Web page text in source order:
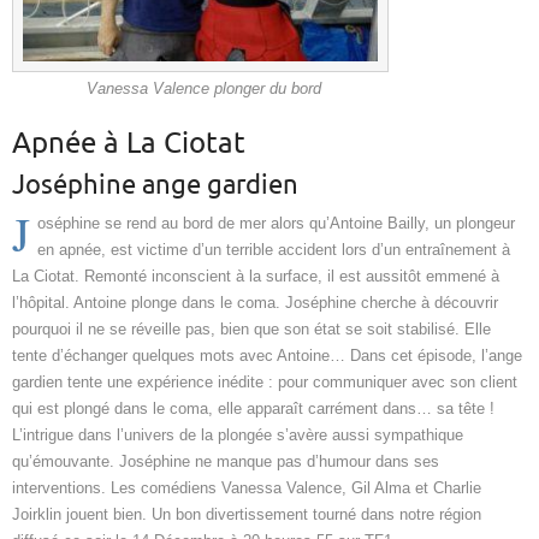
Vanessa Valence plonger du bord
Apnée à La Ciotat
Joséphine ange gardien
J oséphine se rend au bord de mer alors qu’Antoine Bailly, un plongeur
en apnée, est victime d’un terrible accident lors d’un entraînement à
La Ciotat. Remonté inconscient à la surface, il est aussitôt emmené à
l’hôpital. Antoine plonge dans le coma. Joséphine cherche à découvrir
pourquoi il ne se réveille pas, bien que son état se soit stabilisé. Elle
tente d’échanger quelques mots avec Antoine… Dans cet épisode, l’ange
gardien tente une expérience inédite : pour communiquer avec son client
qui est plongé dans le coma, elle apparaît carrément dans… sa tête !
L’intrigue dans l’univers de la plongée s’avère aussi sympathique
qu’émouvante. Joséphine ne manque pas d’humour dans ses
interventions. Les comédiens Vanessa Valence, Gil Alma et Charlie
Joirklin jouent bien. Un bon divertissement tourné dans notre région